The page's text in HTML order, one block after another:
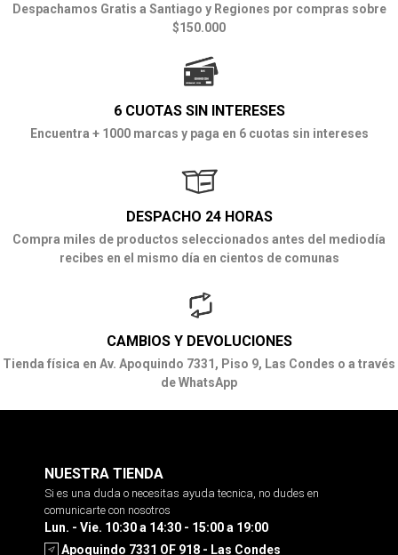
Despachamos Gratis a Santiago y Regiones por compras sobre
$150.000
6 CUOTAS SIN INTERESES
Encuentra + 1000 marcas y paga en 6 cuotas sin intereses
DESPACHO 24 HORAS
Compra miles de productos seleccionados antes del mediodía
recibes en el mismo día en cientos de comunas
CAMBIOS Y DEVOLUCIONES
Tienda física en Av. Apoquindo 7331, Piso 9, Las Condes o a través
de WhatsApp
NUESTRA TIENDA
Si es una duda o necesitas ayuda tecnica, no dudes en
comunicarte con nosotros
Lun. - Vie. 10:30 a 14:30 - 15:00 a 19:00
Apoquindo 7331 OF 918 - Las Condes